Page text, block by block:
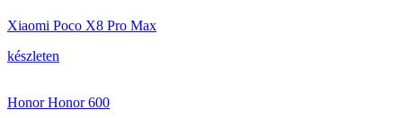
Xiaomi Poco X8 Pro Max
készleten
Honor Honor 600